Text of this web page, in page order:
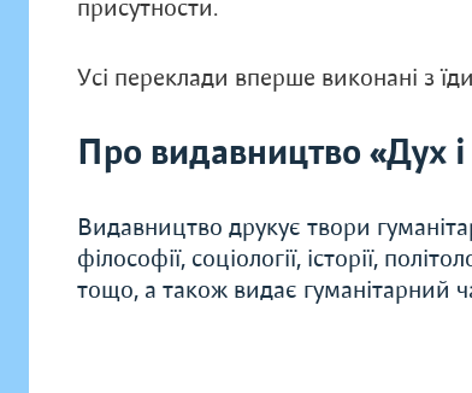
присутности.
Усі переклади вперше виконані з
Про видавництво «Дух і
Видавництво друкує твори
філософії, соціології, історії,
тощо, а також видає гуманітарний